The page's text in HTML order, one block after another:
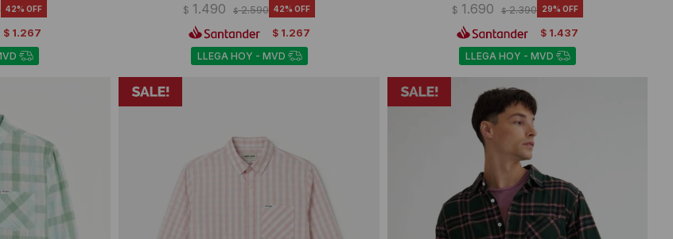
42
$ 1.267
$ 1.490 $ 2.590 42
$ 1.267
LLEGA HOY - MVD
$ 1.690 $ 2.390 29
$ 1.437
LLEGA HOY - MVD